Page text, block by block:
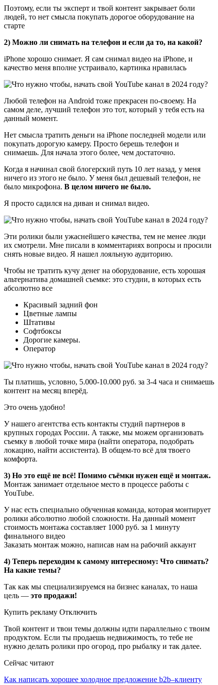
Поэтому, если ты эксперт и твой контент закрывает боли
людей, то нет смысла покупать дорогое оборудование на
старте
2) Можно ли снимать на телефон и если да то, на какой?
iPhone хорошо снимает. Я сам снимал видео на iPhone, и
качество меня вполне устраивало, картинка нравилась
Любой телефон на Android тоже прекрасен по-своему. На
самом деле, лучший телефон это тот, который у тебя есть на
данный момент.
Нет смысла тратить деньги на iPhone последней модели или
покупать дорогую камеру. Просто берешь телефон и
снимаешь. Для начала этого более, чем достаточно.
Когда я начинал свой блогерский путь 10 лет назад, у меня
ничего из этого не было. У меня был дешевый телефон, не
было микрофона. В целом ничего не было.
Я просто садился на диван и снимал видео.
Эти ролики были ужаснейшего качества, тем не менее люди
их смотрели. Мне писали в комментариях вопросы и просили
снять новые видео. Я нашел лояльную аудиторию.
Чтобы не тратить кучу денег на оборудование, есть хорошая
альтернатива домашней съемке: это студии, в которых есть
абсолютно все
Красивый задний фон
Цветные лампы
Штативы
Софтбоксы
Дорогие камеры.
Оператор
Ты платишь, условно, 5.000-10.000 руб. за 3-4 часа и снимаешь
контент на месяц вперёд.
Это очень удобно!
У нашего агентства есть контакты студий партнеров в
крупных городах России. А также, мы можем организовать
съемку в любой точке мира (найти оператора, подобрать
локацию, найти ассистента). В общем-то всё для твоего
комфорта.
3) Но это ещё не всё! Помимо съёмки нужен ещё и монтаж.
Монтаж занимает отдельное место в процессе работы с
YouTube.
У нас есть специально обученная команда, которая монтирует
ролики абсолютно любой сложности. На данный момент
стоимость монтажа составляет 1000 руб. за 1 минуту
финального видео
Заказать монтаж можно, написав нам на рабочий аккаунт
4) Теперь переходим к самому интересному: Что снимать?
На какие темы?
Так как мы специализируемся на бизнес каналах, то наша
цель — это продажи!
Купить рекламу Отключить
Твой контент и твои темы должны идти параллельно с твоим
продуктом. Если ты продаешь недвижимость, то тебе не
нужно делать ролики про огород, про рыбалку и так далее.
Сейчас читают
Как написать хорошее холодное предложение b2b–клиенту